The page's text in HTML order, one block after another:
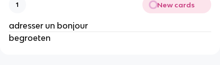
1 New cards
adresser un bonjour
begroeten